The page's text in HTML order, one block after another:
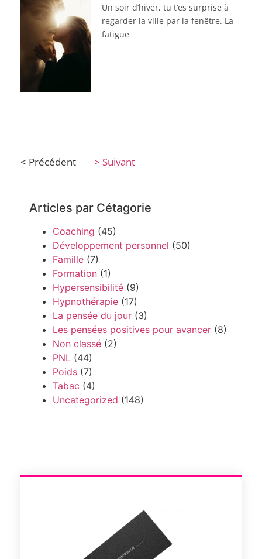
Un soir d’hiver, tu t’es surprise à
regarder la ville par la fenêtre. La
fatigue
< Précédent > Suivant
Articles par Cétagorie
Coaching (45)
Développement personnel (50)
Famille (7)
Formation (1)
Hypersensibilité (9)
Hypnothérapie (17)
La pensée du jour (3)
Les pensées positives pour avancer (8)
Non classé (2)
PNL (44)
Poids (7)
Tabac (4)
Uncategorized (148)